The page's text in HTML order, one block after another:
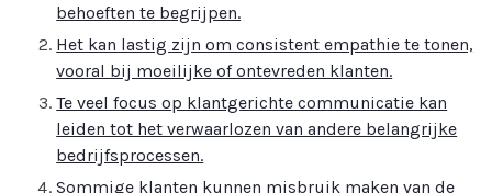
behoeften te begrijpen.
Het kan lastig zijn om consistent empathie te tonen,
vooral bij moeilijke of ontevreden klanten.
Te veel focus op klantgerichte communicatie kan
leiden tot het verwaarlozen van andere belangrijke
bedrijfsprocessen.
Sommige klanten kunnen misbruik maken van de